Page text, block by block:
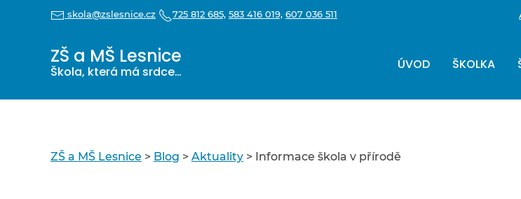
skola@zslesnice.cz 725 812 685, 583 416 019, 607 036 511
ZŠ a MŠ Lesnice
Škola, která má srdce… ÚVOD ŠKOLKA
ZŠ a MŠ Lesnice > Blog > Aktuality > Informace škola v přírodě